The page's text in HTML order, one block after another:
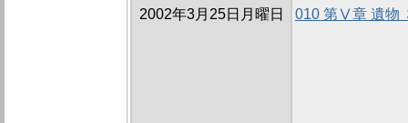
2002年3月25日月曜日 010 第Ⅴ章 遺物